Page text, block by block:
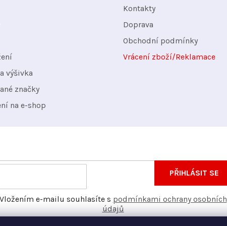
výšivka
značky
na e-shop
Kontakty
Doprava
Obchodní podmínky
Vrácení zboží/Reklamace
o nových produktech na našem e-shopu.
Vložením e-mailu souhlasíte s podmínkami ochrany osobních
údajů
PŘIHLÁSIT SE